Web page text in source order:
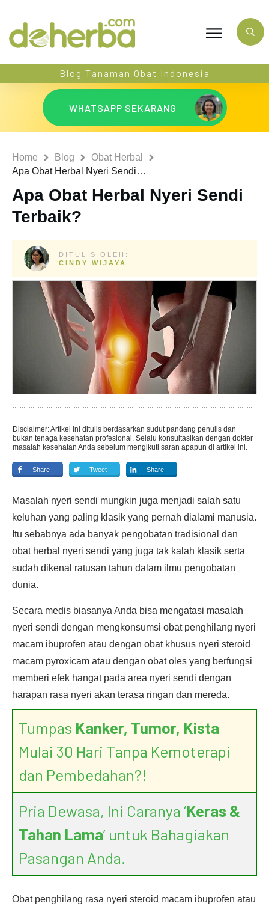
Blog Tanaman Obat Indonesia
WHATSAPP SEKARANG
Home Blog
Obat Herbal
Apa Obat Herbal Nyeri Sendi Terbaik?
Apa Obat Herbal Nyeri Sendi
Terbaik?
DITULIS OLEH:
CINDY WIJAYA
Disclaimer: Artikel ini ditulis berdasarkan sudut pandang penulis dan
bukan tenaga kesehatan profesional. Selalu konsultasikan dengan dokter
masalah kesehatan Anda sebelum mengikuti saran apapun di artikel ini.
Share Tweet Share
Masalah nyeri sendi mungkin juga menjadi salah satu
keluhan yang paling klasik yang pernah dialami manusia.
Itu sebabnya ada banyak pengobatan tradisional dan
obat herbal nyeri sendi yang juga tak kalah klasik serta
sudah dikenal ratusan tahun dalam ilmu pengobatan
dunia.
Secara medis biasanya Anda bisa mengatasi masalah
nyeri sendi dengan mengkonsumsi obat penghilang nyeri
macam ibuprofen atau dengan obat khusus nyeri steroid
macam pyroxicam atau dengan obat oles yang berfungsi
memberi efek hangat pada area nyeri sendi dengan
harapan rasa nyeri akan terasa ringan dan mereda.
Tumpas Kanker, Tumor, Kista
Mulai 30 Hari Tanpa Kemoterapi
dan Pembedahan?!
Pria Dewasa, Ini Caranya ‘Keras &
Tahan Lama’ untuk Bahagiakan
Pasangan Anda.
Obat penghilang rasa nyeri steroid macam ibuprofen atau